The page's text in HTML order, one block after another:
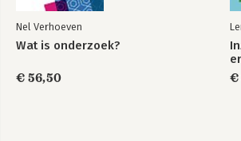
Nel Verhoeven
Wat is onderzoek?
€ 56,50
€